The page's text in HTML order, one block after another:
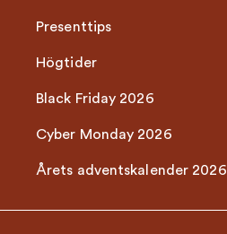
Presenttips
Högtider
Black Friday 2026
Cyber Monday 2026
Årets adventskalender 2026